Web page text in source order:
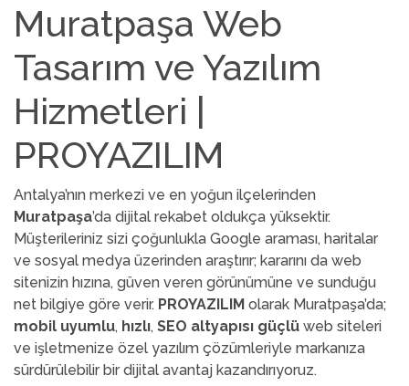
Muratpaşa Web
Tasarım ve Yazılım
Hizmetleri |
PROYAZILIM
Antalya’nın merkezi ve en yoğun ilçelerinden
Muratpaşa’da dijital rekabet oldukça yüksektir.
Müşterileriniz sizi çoğunlukla Google araması, haritalar
ve sosyal medya üzerinden araştırır; kararını da web
sitenizin hızına, güven veren görünümüne ve sunduğu
net bilgiye göre verir. PROYAZILIM olarak Muratpaşa’da;
mobil uyumlu, hızlı, SEO altyapısı güçlü web siteleri
ve işletmenize özel yazılım çözümleriyle markanıza
sürdürülebilir bir dijital avantaj kazandırıyoruz.